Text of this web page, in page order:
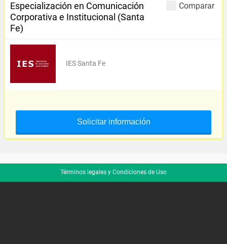
Comparar
Especialización en Comunicación
Corporativa e Institucional (Santa
Fe)
IES Santa Fe
Solicitar información
Términos legales y Condiciones de Uso